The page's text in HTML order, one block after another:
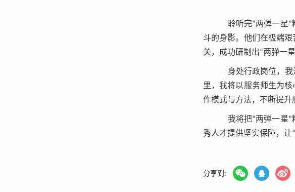
聆听完“两弹一星
斗的身影。他们在极端
关，成功研制出“两弹一
身处行政岗位，我
里，我将以服务师生为
作模式与方法，不断提升
我将把“两弹一星”
秀人才提供坚实保障，让
分享到: